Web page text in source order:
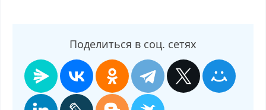
Поделиться в соц. сетях